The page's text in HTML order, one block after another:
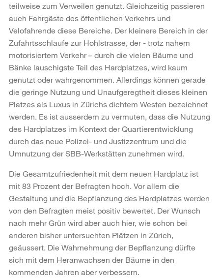
teilweise zum Verweilen genutzt. Gleichzeitig passieren
auch Fahrgäste des öffentlichen Verkehrs und
Velofahrende diese Bereiche. Der kleinere Bereich in der
Zufahrtsschlaufe zur Hohlstrasse, der - trotz nahem
motorisiertem Verkehr – durch die vielen Bäume und
Bänke lauschigste Teil des Hardplatzes, wird kaum
genutzt oder wahrgenommen. Allerdings können gerade
die geringe Nutzung und Unaufgeregtheit dieses kleinen
Platzes als Luxus in Zürichs dichtem Westen bezeichnet
werden. Es ist ausserdem zu vermuten, dass die Nutzung
des Hardplatzes im Kontext der Quartierentwicklung
durch das neue Polizei- und Justizzentrum und die
Umnutzung der SBB-Werkstätten zunehmen wird.
Die Gesamtzufriedenheit mit dem neuen Hardplatz ist
mit 83 Prozent der Befragten hoch. Vor allem die
Gestaltung und die Bepflanzung des Hardplatzes werden
von den Befragten meist positiv bewertet. Der Wunsch
nach mehr Grün wird aber auch hier, wie schon bei
anderen bisher untersuchten Plätzen in Zürich,
geäussert. Die Wahrnehmung der Bepflanzung dürfte
sich mit dem Heranwachsen der Bäume in den
kommenden Jahren aber verbessern.